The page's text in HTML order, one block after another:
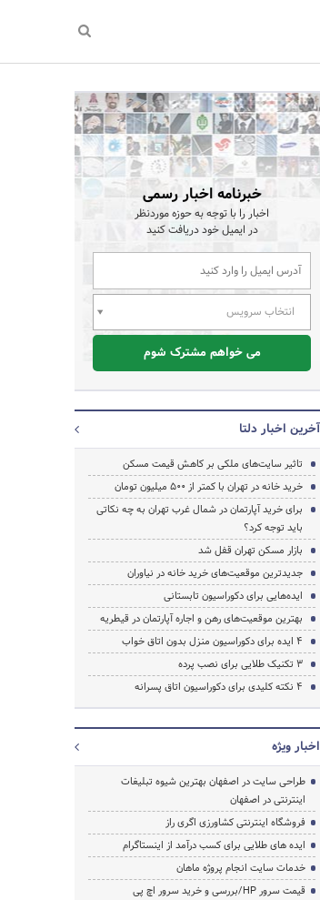
خبرنامه اخبار رسمی
اخبار را با توجه به حوزه موردنظر
در ایمیل خود دریافت کنید
انتخاب سرویس
می خواهم مشترک شوم
آخرین اخبار دلتا
تاثیر سایت‌های ملکی بر کاهش قیمت مسکن
خرید خانه در تهران با کمتر از 500 میلیون تومان
برای خرید آپارتمان در شمال غرب تهران به چه نکاتی
باید توجه کرد؟
بازار مسکن تهران قفل شد
جدیدترین موقعیت‌های خرید خانه در نیاوران
ایده‌هایی برای دکوراسیون تابستانی
بهترین موقعیت‌های رهن و اجاره آپارتمان در قیطریه
4 ایده برای دکوراسیون منزل بدون اتاق خواب
3 تکنیک طلایی برای نصب پرده
4 نکته کلیدی برای دکوراسیون اتاق پسرانه
اخبار ویژه
طراحی سایت در اصفهان بهترین شیوه تبلیغات
اینترنتی در اصفهان
فروشگاه اینترنتی کشاورزی اگری راز
ایده های طلایی برای کسب درآمد از اینستاگرام
خدمات سایت انجام پروژه ماهان
قیمت سرور HP/بررسی و خرید سرور اچ پی